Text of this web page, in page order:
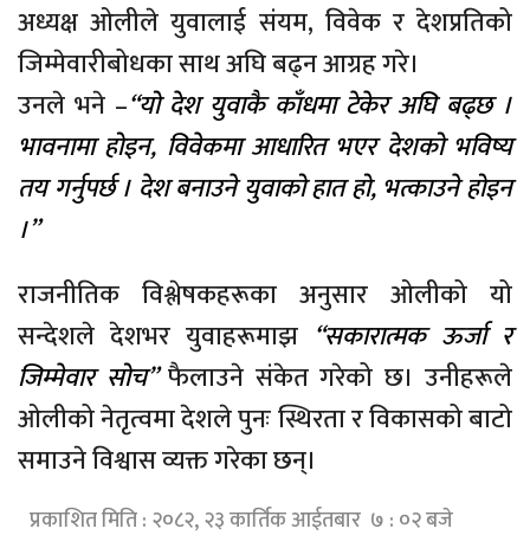
अध्यक्ष ओलीले युवालाई संयम, विवेक र देशप्रतिको
जिम्मेवारीबोधका साथ अघि बढ्न आग्रह गरे।
उनले भने –“यो देश युवाकै काँधमा टेकेर अघि बढ्छ ।
भावनामा होइन, विवेकमा आधारित भएर देशको भविष्य
तय गर्नुपर्छ । देश बनाउने युवाको हात हो, भत्काउने होइन
।”
राजनीतिक विश्लेषकहरूका अनुसार ओलीको यो
सन्देशले देशभर युवाहरूमाझ “सकारात्मक ऊर्जा र
जिम्मेवार सोच”फैलाउने संकेत गरेको छ। उनीहरूले
ओलीको नेतृत्वमा देशले पुनः स्थिरता र विकासको बाटो
समाउने विश्वास व्यक्त गरेका छन्।
प्रकाशित मिति : २०८२, २३ कार्तिक आईतबार ७ : ०२ बजे